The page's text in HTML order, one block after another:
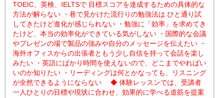
TOEIC、英検、IELTSで 目標スコアを達成するための具体的な
方法が解らない ・巷で見かけた流行りの勉強法は ひと通り試
してきたけど進化が感じられない ・勉強に「効率」を求めてき
たけど、本当の効率化ができている気がしない ・国際的な会議
やプレゼンの場で製品の強みや自分のメッセージを伝えたい ・
海外オフィスからの出張者ともう少し自信を持って会話を楽し
みたい ・英語にばかり時間を使えないので、どこまでやればい
いのか知りたい ・リーディングは何とかなっても、リスニング
が全然できるようにならない ◆ 体験レッスンでは、受講者
一人ひとりの目標や現状に合わせ、効果的に学べる道筋を提案